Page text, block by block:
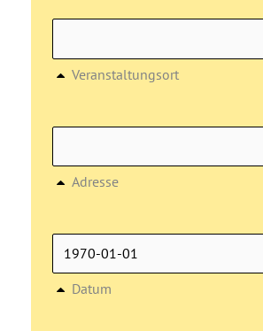
Veranstaltungsort
Adresse
Datum